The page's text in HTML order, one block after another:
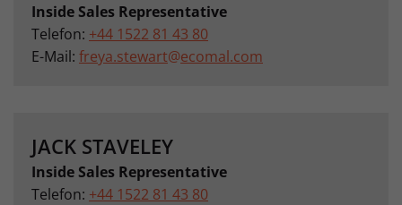
Inside Sales Representative
Telefon: +44 1522 81 43 80
E-Mail: freya.stewart@ecomal.com
JACK STAVELEY
Inside Sales Representative
Telefon: +44 1522 81 43 80